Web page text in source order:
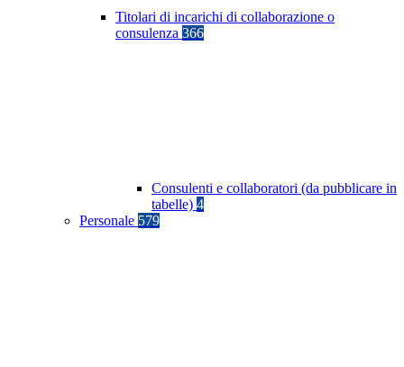
Titolari di incarichi di collaborazione o
consulenza 366
Consulenti e collaboratori (da pubblicare in
tabelle) 4
Personale 579